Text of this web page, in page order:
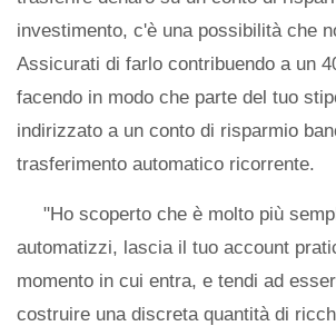
investimento, c'è una possibilità che
Assicurati di farlo contribuendo a un
facendo in modo che parte del tuo
indirizzato a un conto di risparmio
trasferimento automatico ricorrente.
"Ho scoperto che è molto più
automatizzi, lascia il tuo account
momento in cui entra, e tendi ad
costruire una discreta quantità di